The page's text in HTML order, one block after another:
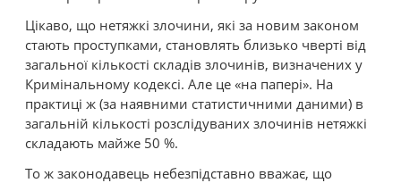
Цікаво, що нетяжкі злочини, які за новим законом
стають проступками, становлять близько чверті від
загальної кількості складів злочинів, визначених у
Кримінальному кодексі. Але це «на папері». На
практиці ж (за наявними статистичними даними) в
загальній кількості розслідуваних злочинів нетяжкі
складають майже 50 %.
То ж законодавець небезпідставно вважає, що